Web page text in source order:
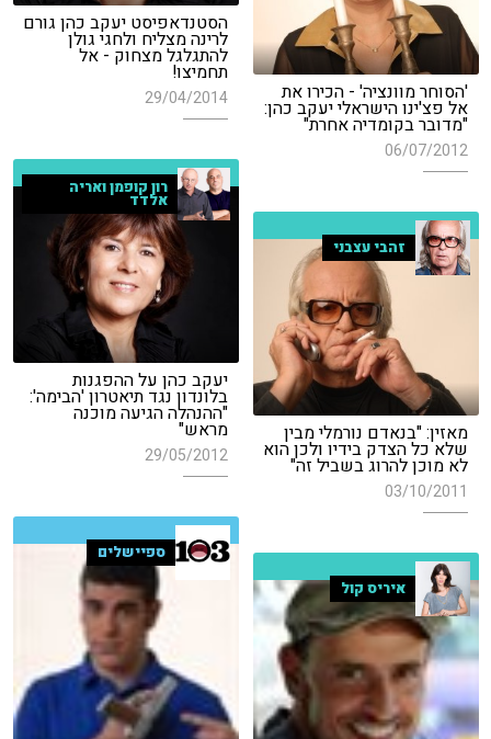
הסטנדאפיסט יעקב כהן גורם
לרינה מצליח ולחגי גולן
להתגלגל מצחוק - אל
תחמיצו!
29/04/2014 'הסוחר מוונציה' - הכירו את
אל פצ'ינו הישראלי יעקב כהן:
"מדובר בקומדיה אחרת"
06/07/2012
רון קופמן ואריה
אלדד
יעקב כהן על ההפגנות
בלונדון נגד תיאטרון 'הבימה':
"ההנהלה הגיעה מוכנה
מראש"
29/05/2012
זהבי עצבני
מאזין: "בנאדם נורמלי מבין
שלא כל הצדק בידיו ולכן הוא
לא מוכן להרוג בשביל זה"
03/10/2011
ספיישלים
איריס קול